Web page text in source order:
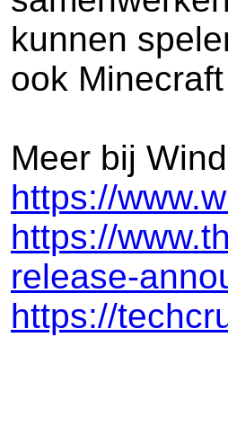
kunnen
ook
Meer bij
https://
https://
release-
https://